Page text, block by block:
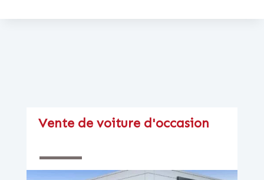
Vente de voiture d'occasion